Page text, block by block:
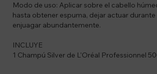
Modo de uso: Aplicar sobre el cabello
hasta obtener espuma, dejar actuar durante
enjuagar abundantemente.
INCLUYE
1 Champú Silver de L'Oréal Professionnel